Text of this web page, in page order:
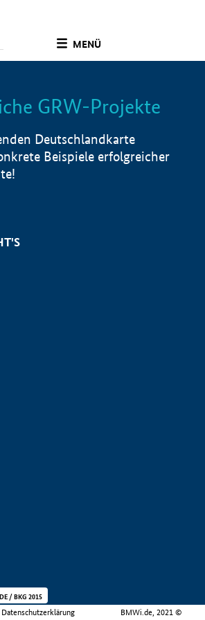
MENÜ
Info
GRW-Projekte
Deutschlandkarte
Beispiele erfolgreicher
Datenschutzerklärung BMWi.de, 2021 ©
/ BKG 2015